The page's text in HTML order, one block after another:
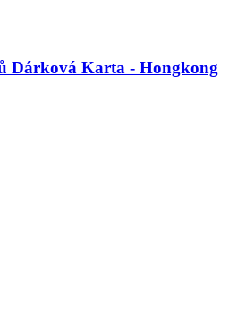
Dárková Karta - Hongkong